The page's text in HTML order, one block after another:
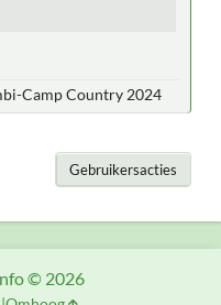
Camp Country 2024
Gebruikersacties
© 2026